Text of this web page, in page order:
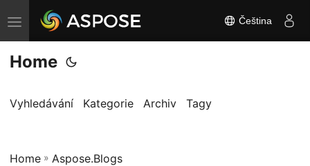
P
ř
e
n
t
Čeština
Home
Vyhledávání Kategorie Archiv Tagy
Home » Aspose.Blogs